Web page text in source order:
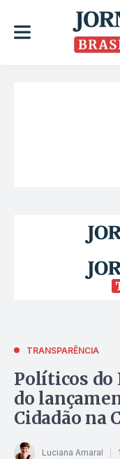
TRANSPARÊNCIA
Políticos
do
Cidadão na
Luciana Amaral